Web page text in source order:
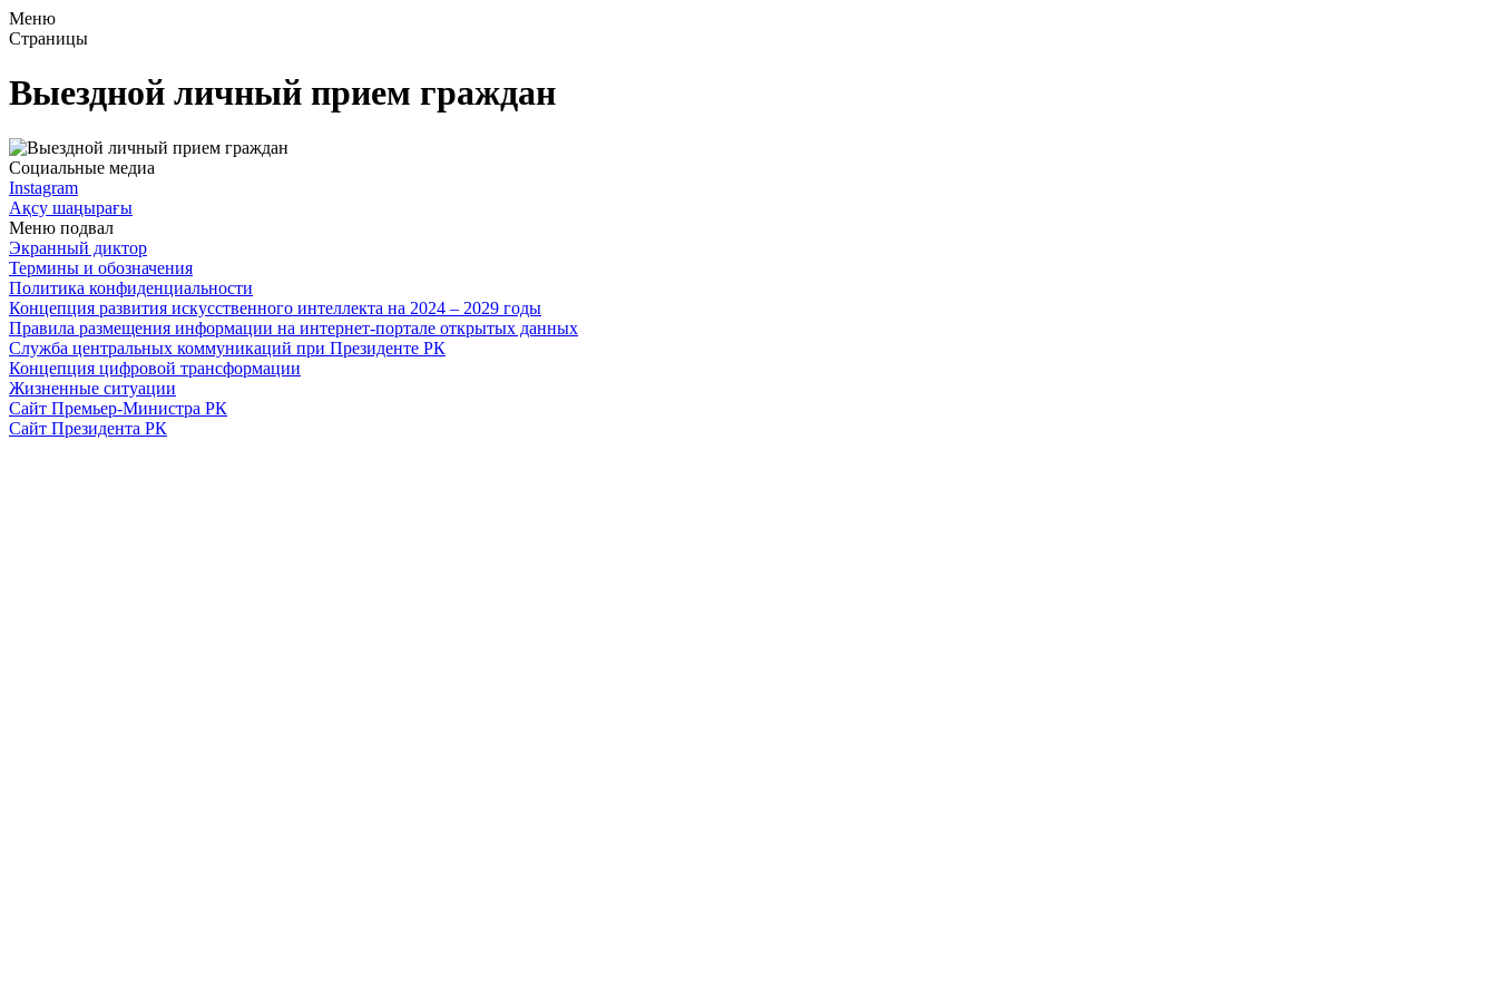
Меню
Страницы
Выездной личный прием граждан
Социальные медиа
Instagram
Ақсу шаңырағы
Меню подвал
Экранный диктор
Термины и обозначения
Политика конфиденциальности
Концепция развития искусственного интеллекта на 2024 – 2029 годы
Правила размещения информации на интернет-портале открытых данных
Служба центральных коммуникаций при Президенте РК
Концепция цифровой трансформации
Жизненные ситуации
Сайт Премьер-Министра РК
Сайт Президента РК